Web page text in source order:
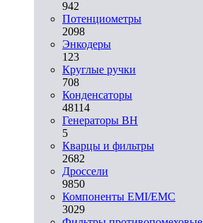
942
Потенциометры
2098
Энкодеры
123
Круглые ручки
708
Конденсаторы
48114
Генераторы ВН
5
Кварцы и фильтры
2682
Дроссели
9850
Компоненты EMI/EMC
3029